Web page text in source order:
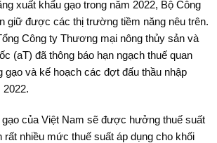
xuất khẩu gạo trong năm 2022, Bộ Công
giữ được các thị trường tiềm năng nêu trên.
Công ty Thương mại nông thủy sản và
(aT) đã thông báo hạn ngạch thuế quan
gạo và kế hoạch các đợt đấu thầu nhập
2022.
gạo của Việt Nam sẽ được hưởng thuế suất
rất nhiều mức thuế suất áp dụng cho khối